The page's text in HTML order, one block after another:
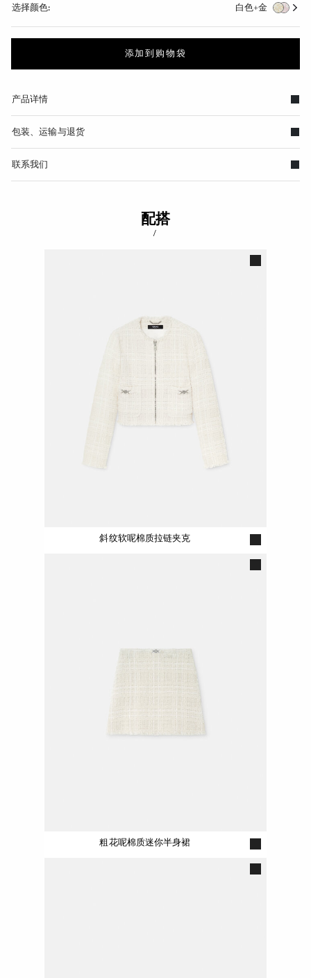
选择颜色: 白色+金
添加到购物袋
产品详情
包装、运输与退货
联系我们
配搭
/
斜纹软呢棉质拉链夹克
粗花呢棉质迷你半身裙